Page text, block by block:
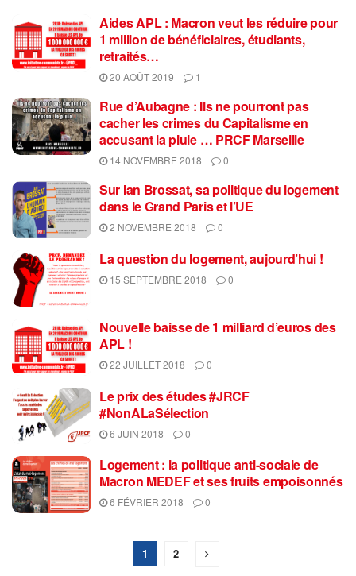
Aides APL : Macron veut les réduire pour
1 million de bénéficiaires, étudiants,
retraités…
20 AOÛT 2019 1
Rue d’Aubagne : Ils ne pourront pas
cacher les crimes du Capitalisme en
accusant la pluie … PRCF Marseille
14 NOVEMBRE 2018 0
Sur Ian Brossat, sa politique du logement
dans le Grand Paris et l’UE
2 NOVEMBRE 2018 0
La question du logement, aujourd’hui !
15 SEPTEMBRE 2018 0
Nouvelle baisse de 1 milliard d’euros des
APL !
22 JUILLET 2018 0
Le prix des études #JRCF
#NonALaSélection
6 JUIN 2018 0
Logement : la politique anti-sociale de
Macron MEDEF et ses fruits empoisonnés
6 FÉVRIER 2018 0
1 2